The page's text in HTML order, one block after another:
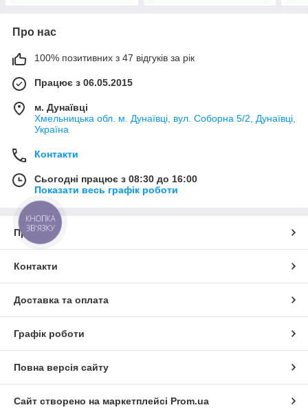
Про нас
100% позитивних з 47 відгуків за рік
Працює з 06.05.2015
м. Дунаївці
Хмельницька обл. м. Дунаївці, вул. Соборна 5/2, Дунаївці,
Україна
Контакти
Сьогодні працює з 08:30 до 16:00
Показати весь графік роботи
Про нас
Контакти
Доставка та оплата
Графік роботи
Повна версія сайту
Сайт створено на маркетплейсі Prom.ua
КНОПКА
ЗВ'ЯЗКУ